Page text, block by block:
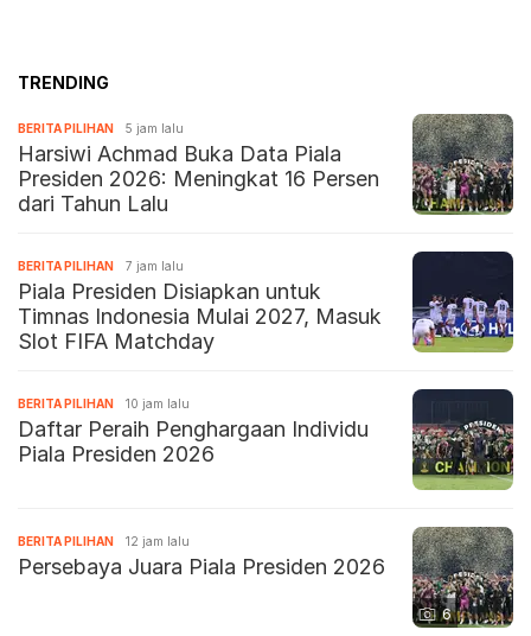
TRENDING
BERITA PILIHAN 5 jam lalu
Harsiwi Achmad Buka Data Piala
Presiden 2026: Meningkat 16 Persen
dari Tahun Lalu
BERITA PILIHAN 7 jam lalu
Piala Presiden Disiapkan untuk
Timnas Indonesia Mulai 2027, Masuk
Slot FIFA Matchday
BERITA PILIHAN 10 jam lalu
Daftar Peraih Penghargaan Individu
Piala Presiden 2026
6
BERITA PILIHAN 12 jam lalu
Persebaya Juara Piala Presiden 2026